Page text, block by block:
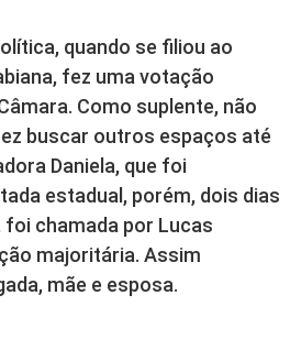
quando se filiou ao
fez uma votação
Como suplente, não
buscar outros espaços até
Daniela, que foi
estadual, porém, dois dias
chamada por Lucas
majoritária. Assim
mãe e esposa.